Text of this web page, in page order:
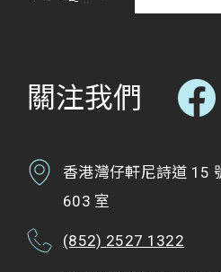
關注我們
香港灣仔軒尼詩道 15
603 室
(852) 2527 1322